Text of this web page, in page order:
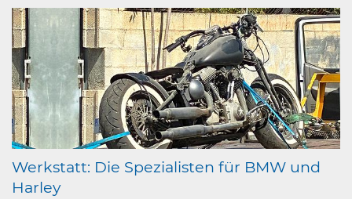
Werkstatt: Die Spezialisten für BMW und
Harley